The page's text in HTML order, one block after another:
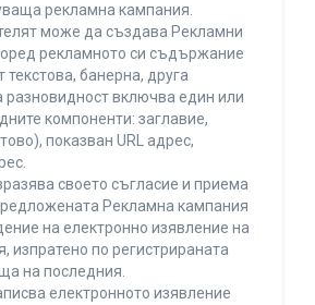
рекламна кампания.
може да създава Рекламни
рекламното си съдържание
банерна, друга
разновидност включва един или
компоненти: заглавие,
показван URL адрес,
своето съгласие и приема
Рекламна кампания
на електронно изявление на
изпратено по регистрираната
на последния.
електронното изявление